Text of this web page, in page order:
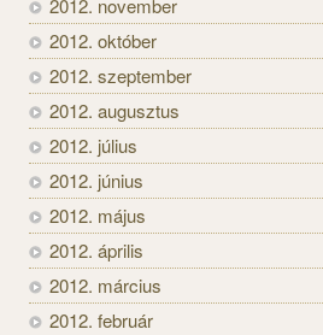
2012. november
2012. október
2012. szeptember
2012. augusztus
2012. július
2012. június
2012. május
2012. április
2012. március
2012. február